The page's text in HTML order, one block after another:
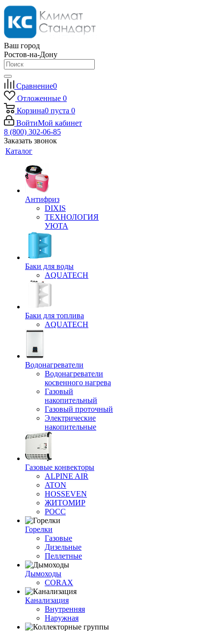
Ваш город
Ростов-на-Дону
Сравнение0
Отложенные 0
Корзина0 пуста 0
ВойтиМой кабинет
8 (800) 302-06-85
Заказать звонок
Каталог
Антифриз
DIXIS
ТЕХНОЛОГИЯ
УЮТА
Баки для воды
AQUATECH
Баки для топлива
AQUATECH
Водонагреватели
Водонагреватели
косвенного нагрева
Газовый
накопительный
Газовый проточный
Электрические
накопительные
Газовые конвекторы
ALPINE AIR
ATON
HOSSEVEN
ЖИТОМИР
РОСС
Горелки
Газовые
Дизельные
Пеллетные
Дымоходы
CORAX
Канализация
Внутренняя
Наружная